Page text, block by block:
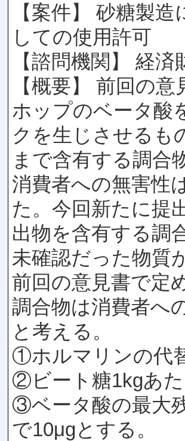
【案件】 砂糖製
しての使用許可
【諮問機関】 経
【概要】 前回の
ホップのベータ酸
クを生じさせるも
まで含有する調合
消費者への無害性
た。今回新たに提
出物を含有する調
未確認だった物質
前回の意見書で定
調合物は消費者へ
と考える。
①ホルマリンの代
②ビート糖1kgあ
③ベータ酸の最大
で10μgとする。